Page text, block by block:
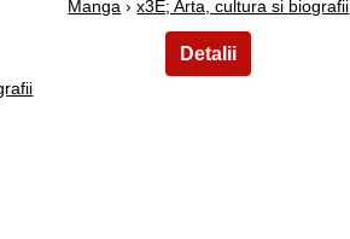
Manga ›x3E; Arta, cultura si biografii